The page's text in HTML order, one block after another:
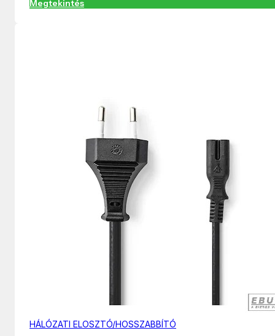
Megtekintés
HÁLÓZATI ELOSZTÓ/HOSSZABBÍTÓ